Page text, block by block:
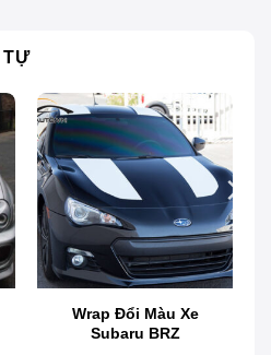
và những sản phẩm decal
Subaru Levorg
TỰ
Wrap Đổi Màu Xe
Subaru BRZ